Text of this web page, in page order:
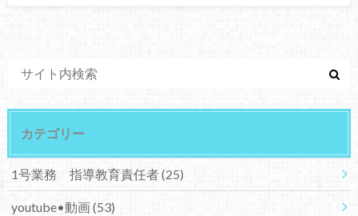
カテゴリー
1号業務 指導教育責任者(25)
youtube•動画(53)